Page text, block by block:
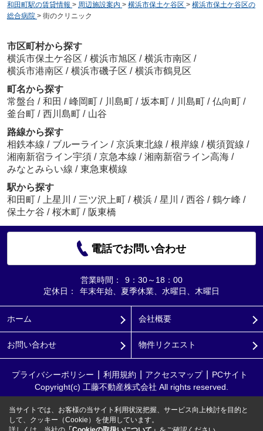
和田町駅の賃貸情報 > 周辺施設案内 > 横浜市保土ケ谷区 > 横浜市保土ケ谷区の
総合病院 > 街のクリニック
市区町村から探す
横浜市保土ケ谷区 / 横浜市旭区 / 横浜市南区 /
横浜市港南区 / 横浜市磯子区 / 横浜市鶴見区
町名から探す
常盤台 / 和田 / 峰岡町 / 川島町 / 坂本町 / 川島町 / 仏向町 /
釜台町 / 西川島町 / 山谷
路線から探す
相鉄本線 / ブルーライン / 京浜東北線 / 根岸線 / 横須賀線 /
湘南新宿ライン宇須 / 京急本線 / 湘南新宿ライン高海 /
みなとみらい線 / 東急東横線
駅から探す
和田町 / 上星川 / 三ツ沢上町 / 横浜 / 星川 / 西谷 / 鶴ケ峰 /
保土ケ谷 / 桜木町 / 阪東橋
電話でお問い合わせ
営業時間：
9：30～18：00
定休日：
年末年始、夏季休業、水曜日、木曜日
ホーム 会社概要
お問い合わせ 物件リクエスト
プライバシーポリシー 利用規約 アクセスマップ
PCサイト
Copyright(c) 工藤不動産株式会社 All rights reserved.
当サイトでは、お客様の当サイト利用状況把握、サービス向上検討を目的と
して、クッキー（Cookie）を使用しています。